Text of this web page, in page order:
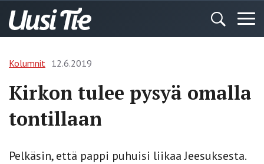
Kolumnit 12.6.2019
Kirkon tulee pysyä omalla
tontillaan
Pelkäsin, että pappi puhuisi liikaa Jeesuksesta.